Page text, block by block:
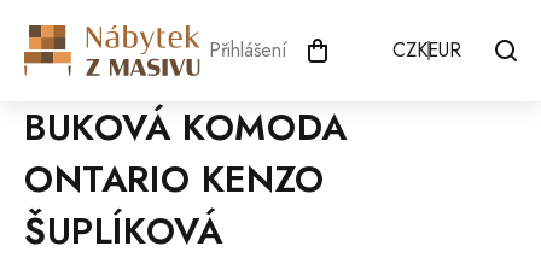
obsah
Přihlášení CZKEUR
BUKOVÁ KOMODA
ONTARIO KENZO
ŠUPLÍKOVÁ